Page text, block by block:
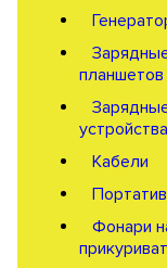
планшетов
устройства
Кабели
Фонари